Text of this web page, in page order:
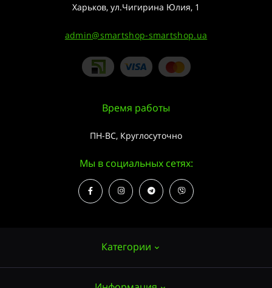
Харьков, ул.Чигирина Юлия, 1
admin@smartshop-smartshop.ua
Категории
Время работы
ПН-ВС, Круглосуточно
Мы в социальных сетях: